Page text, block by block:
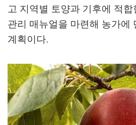
고 지역별 토양과 기후에 적
관리 매뉴얼을 마련해 농가에
계획이다.